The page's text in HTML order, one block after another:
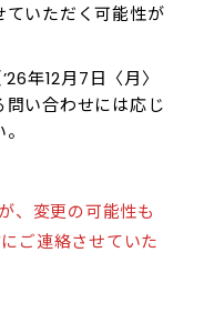
いただく可能性が
年12月7日〈月〉
い合わせには応じ
、変更の可能性も
ご連絡させていた